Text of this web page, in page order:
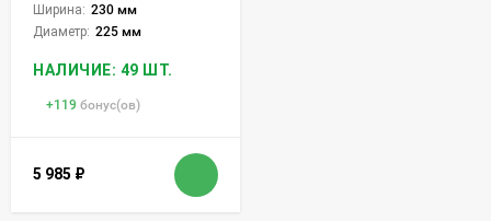
Ширина: 230 мм
Диаметр: 225 мм
НАЛИЧИЕ: 49 ШТ.
+119 бонус(ов)
5 985 ₽